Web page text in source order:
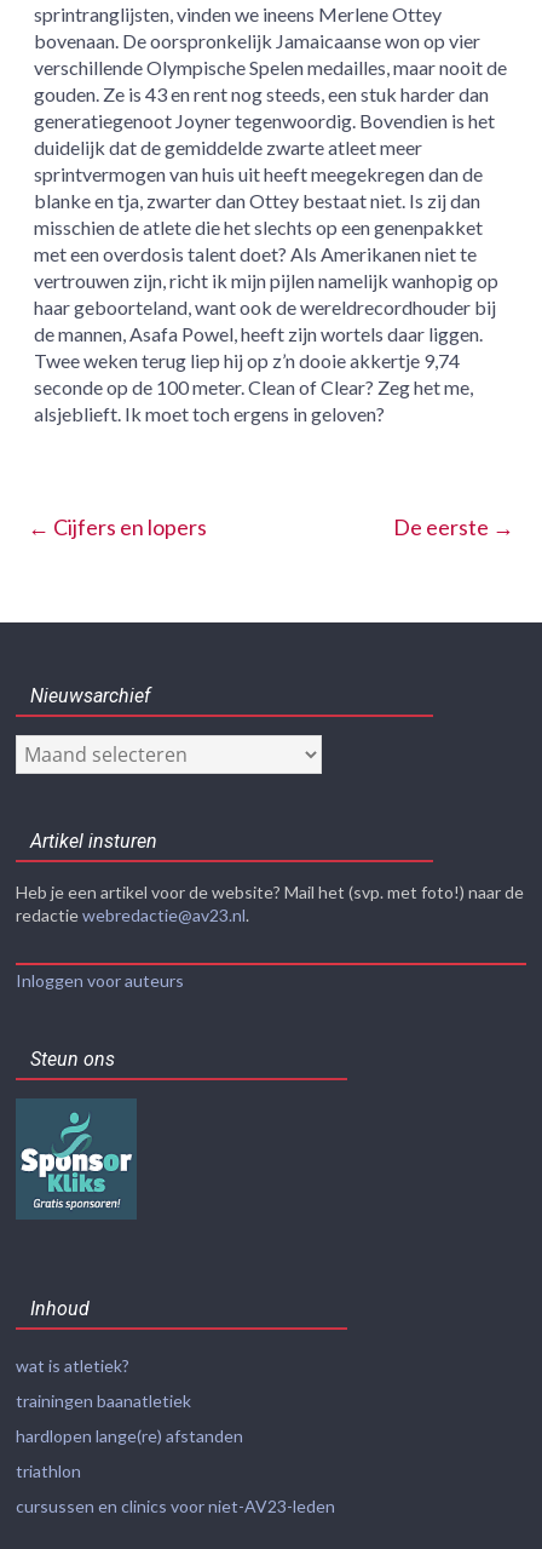
sprintranglijsten, vinden we ineens Merlene Ottey
bovenaan. De oorspronkelijk Jamaicaanse won op vier
verschillende Olympische Spelen medailles, maar nooit de
gouden. Ze is 43 en rent nog steeds, een stuk harder dan
generatiegenoot Joyner tegenwoordig. Bovendien is het
duidelijk dat de gemiddelde zwarte atleet meer
sprintvermogen van huis uit heeft meegekregen dan de
blanke en tja, zwarter dan Ottey bestaat niet. Is zij dan
misschien de atlete die het slechts op een genenpakket
met een overdosis talent doet? Als Amerikanen niet te
vertrouwen zijn, richt ik mijn pijlen namelijk wanhopig op
haar geboorteland, want ook de wereldrecordhouder bij
de mannen, Asafa Powel, heeft zijn wortels daar liggen.
Twee weken terug liep hij op z’n dooie akkertje 9,74
seconde op de 100 meter. Clean of Clear? Zeg het me,
alsjeblieft. Ik moet toch ergens in geloven?
← Cijfers en lopers De eerste →
Nieuwsarchief
Nieuwsarchief
Artikel insturen
Heb je een artikel voor de website? Mail het (svp. met foto!) naar de
redactiewebredactie@av23.nl.
Inloggen voor auteurs
Steun ons
Inhoud
wat is atletiek?
trainingen baanatletiek
hardlopen lange(re) afstanden
triathlon
cursussen en clinics voor niet-AV23-leden